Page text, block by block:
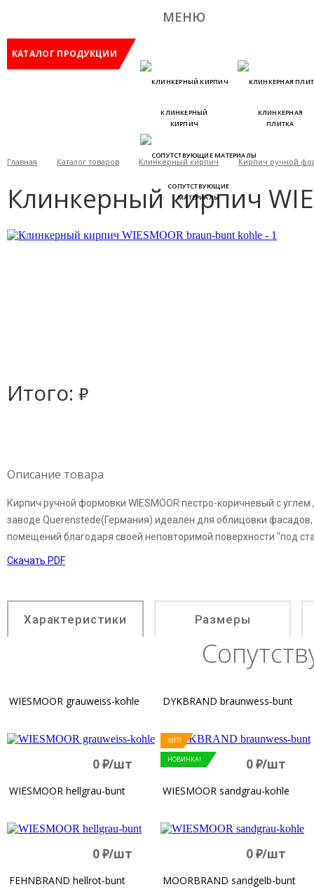
МЕНЮ
КЛИНКЕРНЫЙ
КИРПИЧ
КЛИНКЕРНАЯ
ПЛИТКА
СОПУТСТВУЮЩИЕ
МАТЕРИАЛЫ
КАТАЛОГ ПРОДУКЦИИ
Главная Каталог товаров Клинкерный кирпич Кирпич ручной
Клинкерный кирпич
Итого: д
Описание товара
Кирпич ручной формовки WIESMOOR пестро-коричневый с
заводе Querenstede(Германия) идеален для облицовки
помещений благодаря своей неповторимой поверхности "под
Скачать PDF
Характеристики Размеры
WIESMOOR grauweiss-kohle
0 д/шт
DYKBRAND braunwess-bunt
ХИТ!
НОВИНКА! 0 д/шт
WIESMOOR hellgrau-bunt
0 д/шт
WIESMOOR sandgrau-kohle
0 д/шт
FEHNBRAND hellrot-bunt MOORBRAND sandgelb-bunt